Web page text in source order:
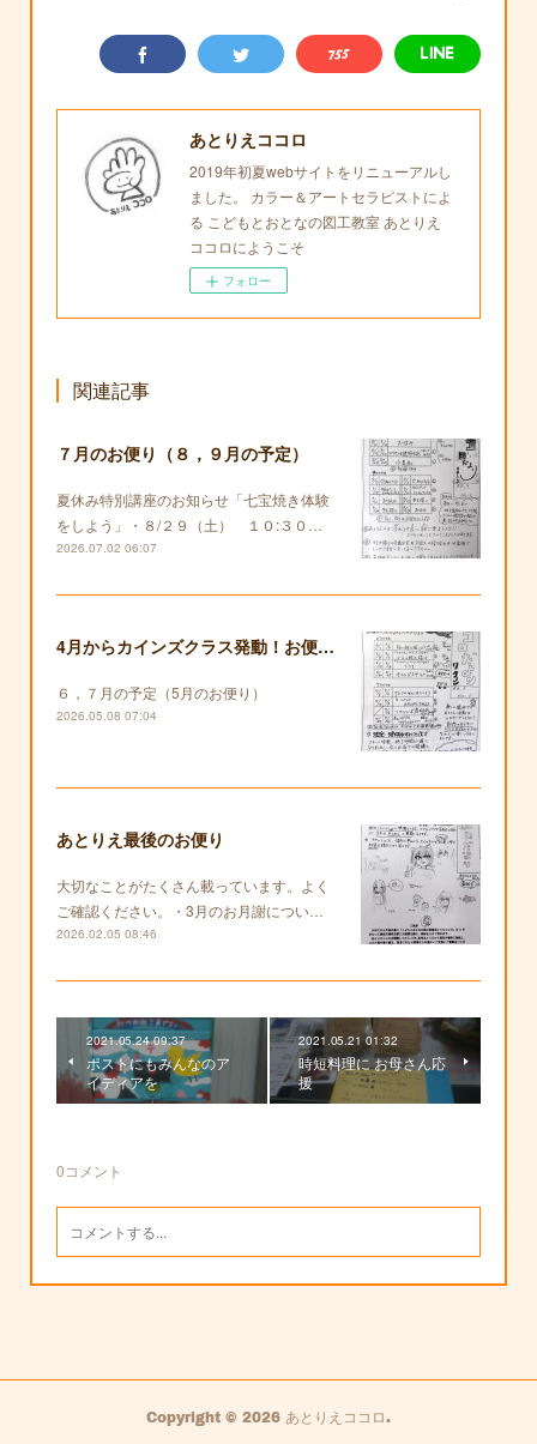
あとりえココロ
2019年初夏webサイトをリニューアルし
ました。 カラー＆アートセラピストによ
る こどもとおとなの図工教室 あとりえ
ココロにようこそ
フォロー
関連記事
７月のお便り（８，９月の予定）
夏休み特別講座のお知らせ「七宝焼き体験
をしよう」・８/２９（土） １０:３０…
2026.07.02 06:07
4月からカインズクラス発動！お便りも復活します！
６，７月の予定（5月のお便り）
2026.05.08 07:04
あとりえ最後のお便り
大切なことがたくさん載っています。よく
ご確認ください。・3月のお月謝につい…
2026.02.05 08:46
2021.05.24 09:37
ポストにもみんなのア
イディアを
2021.05.21 01:32
時短料理に お母さん応
援
0コメント
Copyright © 2026 あとりえココロ.